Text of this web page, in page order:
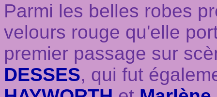
Parmi les belles robes
velours rouge qu'elle
premier passage sur
DESSES, qui fut